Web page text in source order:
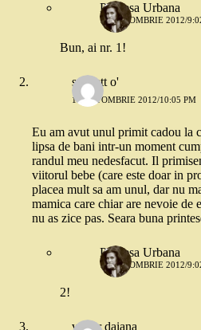
Printesa Urbana
18 OCTOMBRIE 2012/
Bun, ai nr. 1!
scarlett o'
17 OCTOMBRIE 2012/10:05 PM
Eu am avut unul primit cadou la
lipsa de bani intr-un moment
randul meu nedesfacut. Il
viitorul bebe (care este doar in
placea mult sa am unul, dar nu
mamica care chiar are nevoie de
nu as zice pas. Seara buna
Printesa Urbana
18 OCTOMBRIE 2012/
2!
vultur daiana